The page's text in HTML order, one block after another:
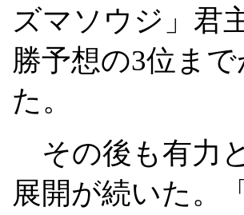
ズマソウジ」君
勝予想の3位ま
た。
その後も有力
展開が続いた。